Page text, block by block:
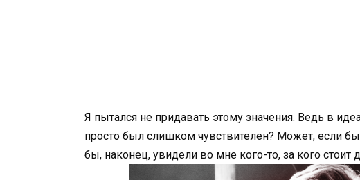
Я пытался не придавать этому значения. Ведь в
просто был слишком чувствителен? Может, если
бы, наконец, увидели во мне кого-то, за кого стоит